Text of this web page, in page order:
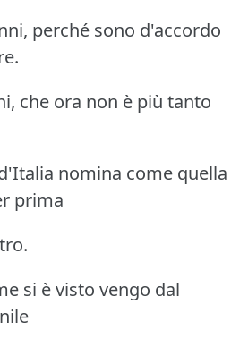
perché sono d'accordo
che ora non è più tanto
nomina come quella
prima
si è visto vengo dal